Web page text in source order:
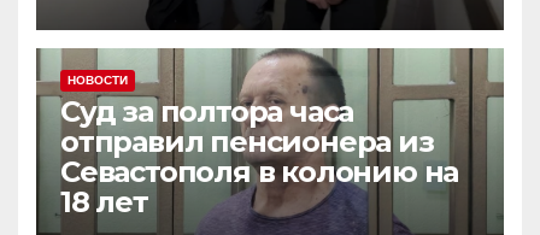
НОВОСТИ
Суд за полтора часа
отправил пенсионера из
Севастополя в колонию на
18 лет